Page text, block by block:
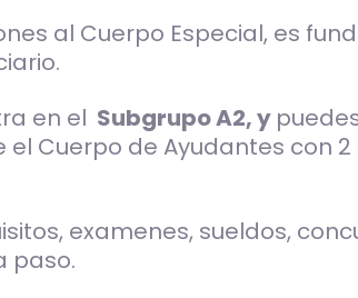
al Cuerpo Especial, es
en el Subgrupo A2, y
Cuerpo de Ayudantes con
examenes, sueldos,
paso.